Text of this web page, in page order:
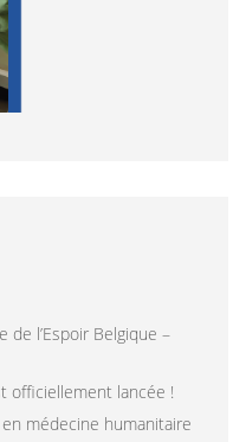
de l’Espoir Belgique –
officiellement lancée !
médecine humanitaire